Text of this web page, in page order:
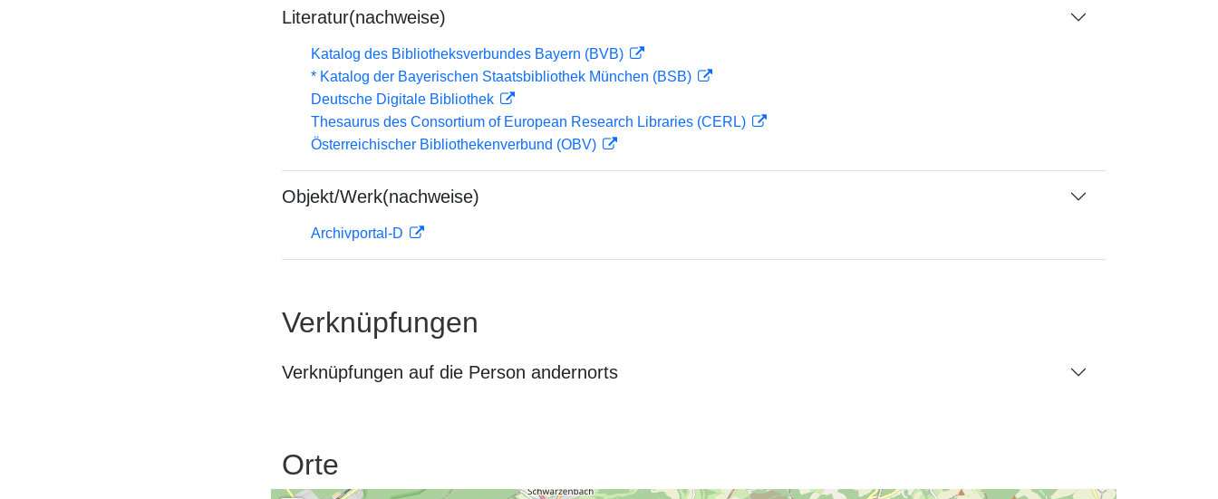
Literatur(nachweise)
Katalog des Bibliotheksverbundes Bayern (BVB)
* Katalog der Bayerischen Staatsbibliothek München (BSB)
Deutsche Digitale Bibliothek
Thesaurus des Consortium of European Research Libraries (CERL)
Österreichischer Bibliothekenverbund (OBV)
Objekt/Werk(nachweise)
Archivportal-D
Verknüpfungen
Verknüpfungen auf die Person andernorts
Orte